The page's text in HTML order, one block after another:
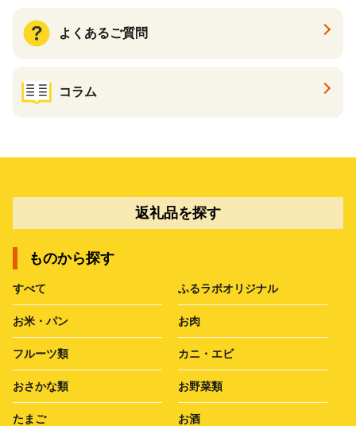
よくあるご質問
コラム
返礼品を探す
ものから探す
すべて ふるラボオリジナル
お米・パン お肉
フルーツ類 カニ・エビ
おさかな類 お野菜類
たまご お酒